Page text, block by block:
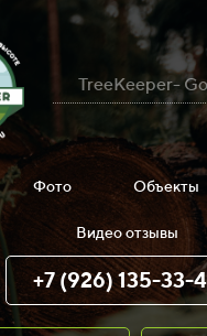
TreeKeeper-
Фото Объекты
Видео отзывы
+7 (926) 135-33-